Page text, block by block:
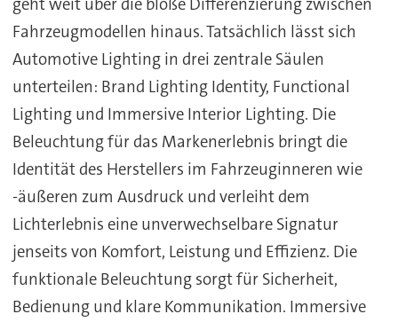
Fahrzeugmodellen hinaus. Tatsächlich lässt sich
Automotive Lighting in drei zentrale Säulen
unterteilen: Brand Lighting Identity, Functional
Lighting und Immersive Interior Lighting. Die
Beleuchtung für das Markenerlebnis bringt die
Identität des Herstellers im Fahrzeuginneren wie
-äußeren zum Ausdruck und verleiht dem
Lichterlebnis eine unverwechselbare Signatur
jenseits von Komfort, Leistung und Effizienz. Die
funktionale Beleuchtung sorgt für Sicherheit,
Bedienung und klare Kommunikation. Immersive